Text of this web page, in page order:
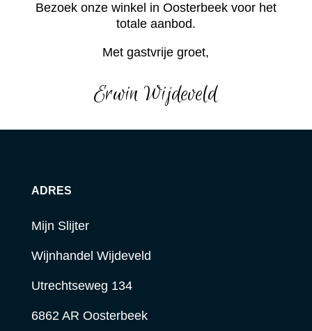
Bezoek onze winkel in Oosterbeek voor het
totale aanbod.
Met gastvrije groet,
Erwin Wijdeveld
ADRES
Mijn Slijter
Wijnhandel Wijdeveld
Utrechtseweg 134
6862 AR Oosterbeek